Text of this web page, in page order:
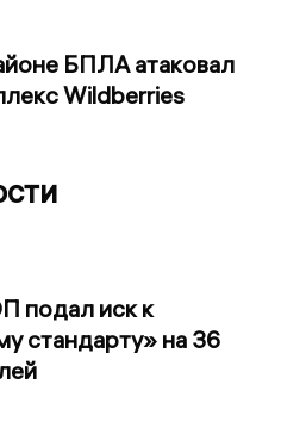
БПЛА атаковал
Wildberries
подал иск к
стандарту» на 36